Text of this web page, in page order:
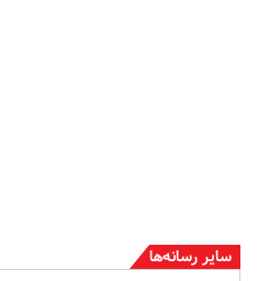
سایر رسانه‌ها